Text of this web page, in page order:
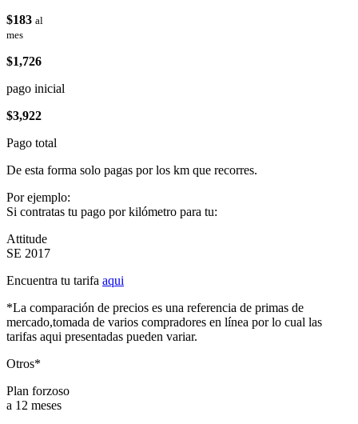
$183 al
mes
$1,726
pago inicial
$3,922
Pago total
De esta forma solo pagas por los km que recorres.
Por ejemplo:
Si contratas tu pago por kilómetro para tu:
Attitude
SE 2017
Encuentra tu tarifa aqui
*La comparación de precios es una referencia de primas de
mercado,tomada de varios compradores en línea por lo cual las
tarifas aqui presentadas pueden variar.
Otros*
Plan forzoso
a 12 meses